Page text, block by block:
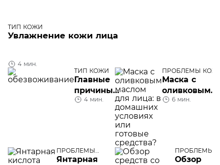
ТИП КОЖИ
Увлажнение кожи лица
4 мин.
ТИП КОЖИ
Главные
причины
обезвоживания
4 мин.
ПРОБЛЕМЫ
ЛИЦА
Маска с
оливковым
маслом для
средства?
6 мин.
ПРОБЛЕМЫ
КОЖИ ЛИЦА
Янтарная
ПРОБЛЕМЫ
ЛИЦА
Обзор